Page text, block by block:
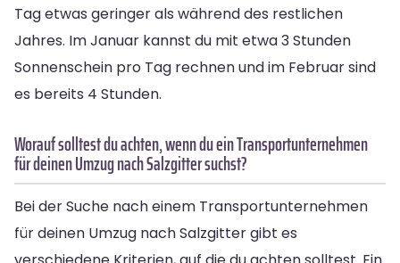
Tag etwas geringer als während des restlichen
Jahres. Im Januar kannst du mit etwa 3 Stunden
Sonnenschein pro Tag rechnen und im Februar sind
es bereits 4 Stunden.
Worauf solltest du achten, wenn du ein Transportunternehmen
für deinen Umzug nach Salzgitter suchst?
Bei der Suche nach einem Transportunternehmen
für deinen Umzug nach Salzgitter gibt es